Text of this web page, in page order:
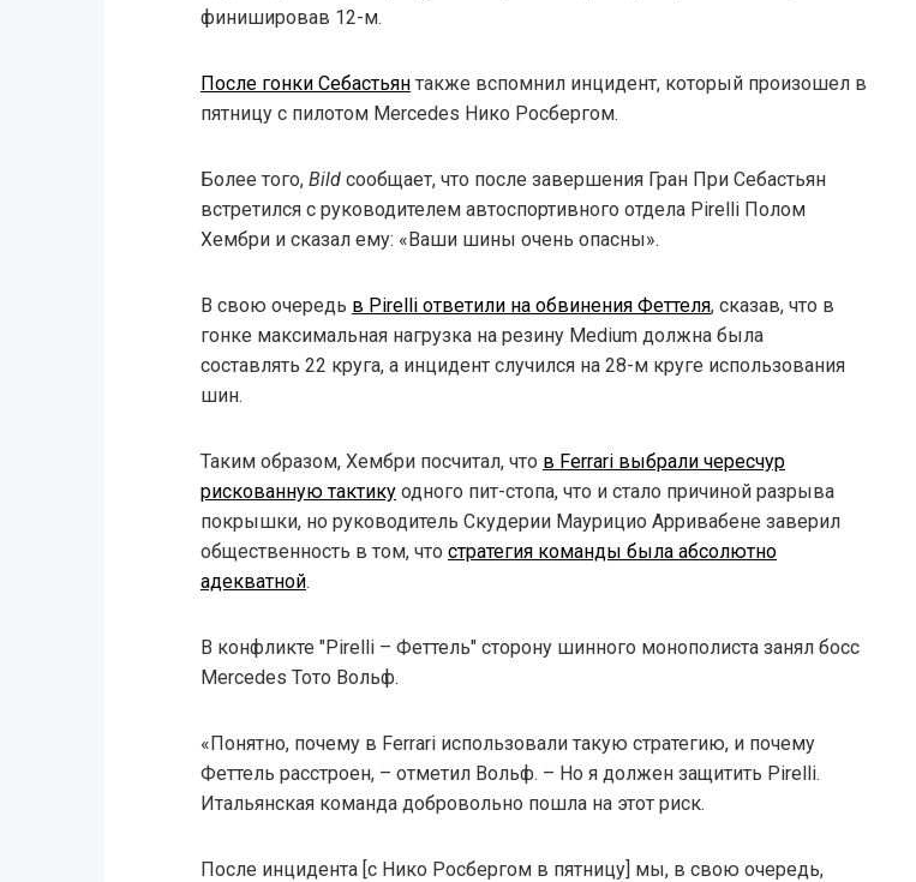
финишировав 12-м.
После гонки Себастьянтакже вспомнил инцидент, который произошел в
пятницу с пилотом Mercedes Нико Росбергом.
Более того, Bildсообщает, что после завершения Гран При Себастьян
встретился с руководителем автоспортивного отдела Pirelli Полом
Хембри и сказал ему: «Ваши шины очень опасны».
В свою очередь в Pirelli ответили на обвинения Феттеля, сказав, что в
гонке максимальная нагрузка на резину Medium должна была
составлять 22 круга, а инцидент случился на 28-м круге использования
шин.
Таким образом, Хембри посчитал, что в Ferrari выбрали чересчур
рискованную тактикуодного пит-стопа, что и стало причиной разрыва
покрышки, но руководитель Скудерии Маурицио Арривабене заверил
общественность в том, что стратегия команды была абсолютно
адекватной.
В конфликте "Pirelli – Феттель" сторону шинного монополиста занял босс
Mercedes Тото Вольф.
«Понятно, почему в Ferrari использовали такую стратегию, и почему
Феттель расстроен, – отметил Вольф. – Но я должен защитить Pirelli.
Итальянская команда добровольно пошла на этот риск.
После инцидента [с Нико Росбергом в пятницу] мы, в свою очередь,